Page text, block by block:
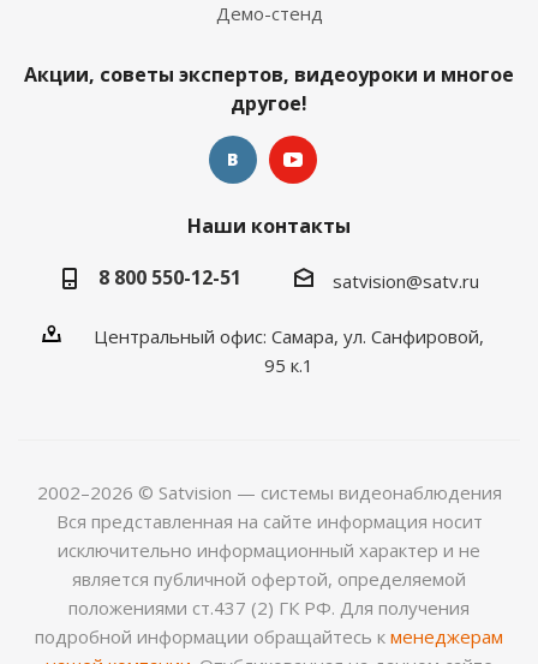
Демо-стенд
Акции, советы экспертов, видеоуроки и многое
другое!
Наши контакты
8 800 550-12-51
satvision@satv.ru
Центральный офис: Самара, ул. Санфировой,
95 к.1
2002–2026 © Satvision — системы видеонаблюдения
Вся представленная на сайте информация носит
исключительно информационный характер и не
является публичной офертой, определяемой
положениями ст.437 (2) ГК РФ. Для получения
подробной информации обращайтесь к менеджерам